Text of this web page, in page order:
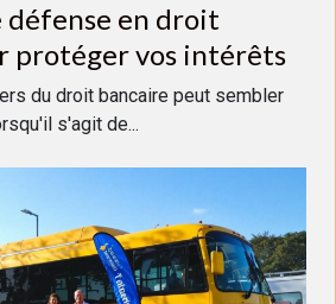
défense en droit
protéger vos intérêts
du droit bancaire peut sembler
s'agit de...